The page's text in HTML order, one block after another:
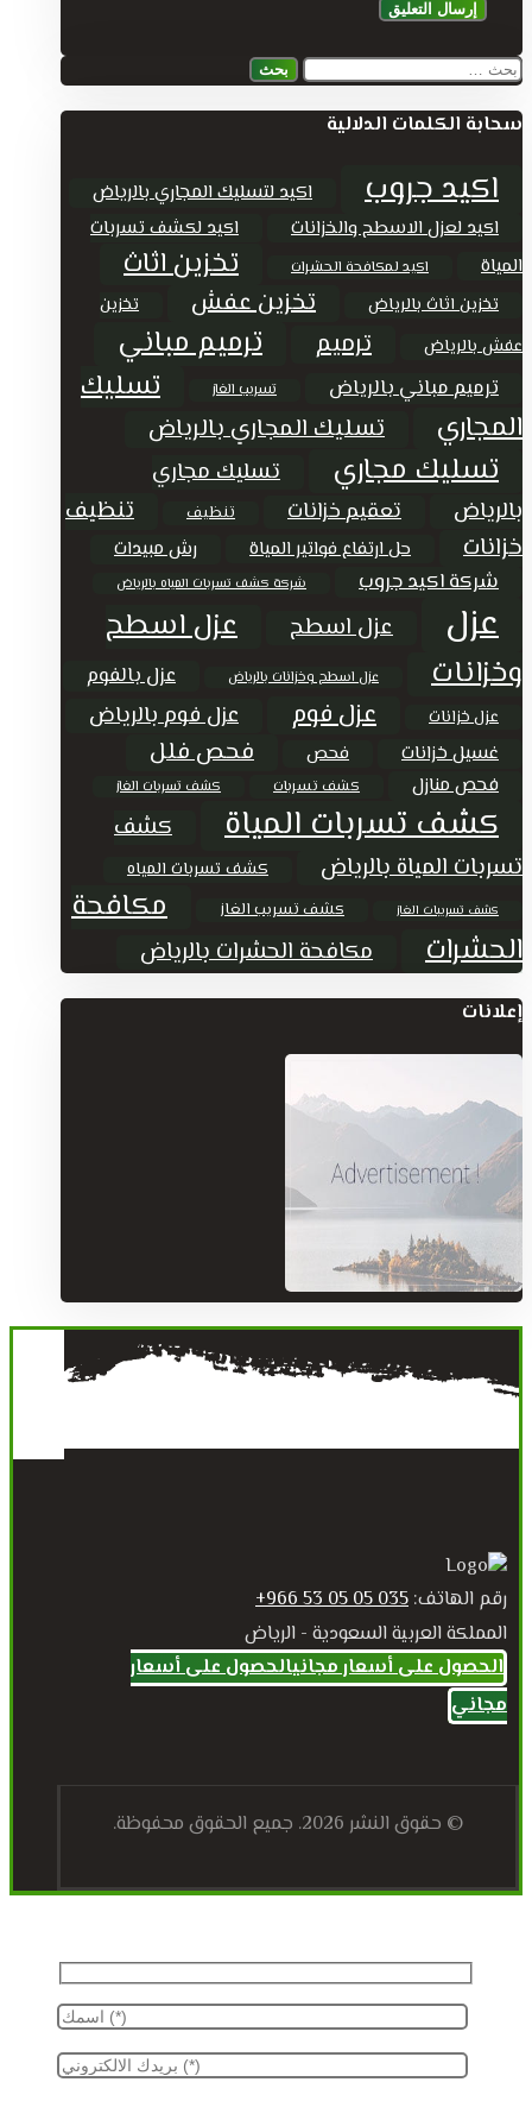
البحث
سحابة الكلمات الدلالية
اكيد جروب اكيد لتسليك المجاري بالرياض
اكيد لعزل الاسطح والخزانات
اكيد لكشف تسربات
المياة
اكيد لمكافحة الحشرات تخزين اثاث
تخزين اثاث بالرياض تخزين عفش
تخزين
عفش بالرياض
ترميم ترميم مباني
ترميم مباني بالرياض تسريب الغاز
تسليك
المجاري
تسليك المجاري بالرياض
تسليك مجاري
تسليك مجاري
بالرياض
تعقيم خزانات تنظيف
تنظيف
خزانات
حل ارتفاع فواتير المياة رش مبيدات
شركة اكيد جروب شركة كشف تسربات المياه بالرياض
عزل عزل اسطح
عزل اسطح
وخزانات
عزل اسطح وخزانات بالرياض عزل بالفوم
عزل خزانات عزل فوم عزل فوم بالرياض
غسيل خزانات فحص فحص فلل
فحص منازل كشف تسربات كشف تسربات الغاز
كشف تسربات المياة
كشف
تسربات المياة بالرياض
كشف تسربات المياه
كشف تسريبات الغاز كشف تسريب الغاز
مكافحة
الحشرات
مكافحة الحشرات بالرياض
إعلانات
رقم الهاتف: 035 05 05 53 966+
المملكة العربية السعودية - الرياض
الحصول على أسعار مجانيالحصول على أسعار
مجاني
© حقوق النشر 2026. جميع الحقوق محفوظة.